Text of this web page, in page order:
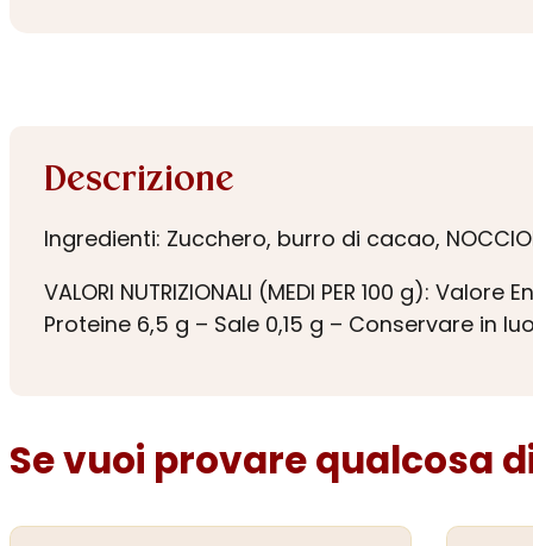
Descrizione
Ingredienti: Zucchero, burro di cacao,
VALORI NUTRIZIONALI (MEDI PER 100 g):
Proteine 6,5 g – Sale 0,15 g – Conservare in
Se vuoi provare qualcosa